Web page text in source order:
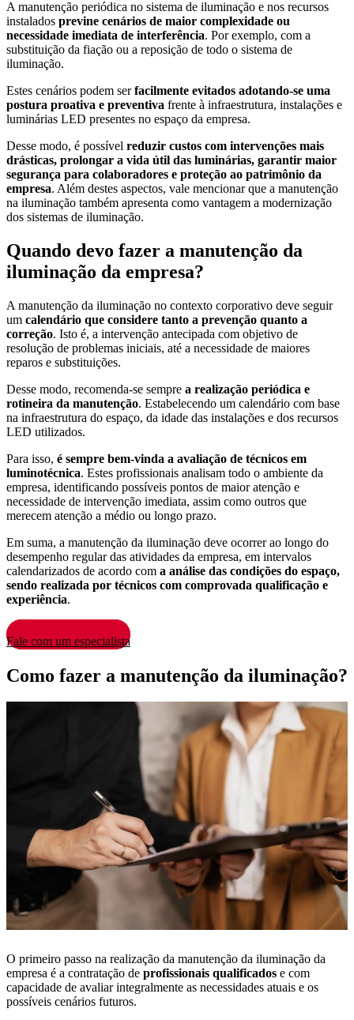
A manutenção periódica no sistema de iluminação e nos recursos
instalados previne cenários de maior complexidade ou
necessidade imediata de interferência. Por exemplo, com a
substituição da fiação ou a reposição de todo o sistema de
iluminação.
Estes cenários podem serfacilmente evitados adotando-se uma
postura proativa e preventiva frente à infraestrutura, instalações e
luminárias LED presentes no espaço da empresa.
Desse modo, é possível reduzir custos com intervenções mais
drásticas, prolongar a vida útil das luminárias, garantir maior
segurança para colaboradores e proteção ao patrimônio da
empresa. Além destes aspectos, vale mencionar que a manutenção
na iluminação também apresenta como vantagem a modernização
dos sistemas de iluminação.
Quando devo fazer a manutenção da
iluminação da empresa?
A manutenção da iluminação no contexto corporativo deve seguir
um calendário que considere tanto a prevenção quanto a
correção. Isto é, a intervenção antecipada com objetivo de
resolução de problemas iniciais, até a necessidade de maiores
reparos e substituições.
Desse modo, recomenda-se sempre a realização periódica e
rotineira da manutenção. Estabelecendo um calendário com base
na infraestrutura do espaço, da idade das instalações e dos recursos
LED utilizados.
Para isso, é sempre bem-vinda a avaliação de técnicos em
luminotécnica. Estes profissionais analisam todo o ambiente da
empresa, identificando possíveis pontos de maior atenção e
necessidade de intervenção imediata, assim como outros que
merecem atenção a médio ou longo prazo.
Em suma, a manutenção da iluminação deve ocorrer ao longo do
desempenho regular das atividades da empresa, em intervalos
calendarizados de acordo com a análise das condições do espaço,
sendo realizada por técnicos com comprovada qualificação e
experiência.
Fale com um especialista
Como fazer a manutenção da iluminação?
O primeiro passo na realização da manutenção da iluminação da
empresa é a contratação de profissionais qualificados e com
capacidade de avaliar integralmente as necessidades atuais e os
possíveis cenários futuros.